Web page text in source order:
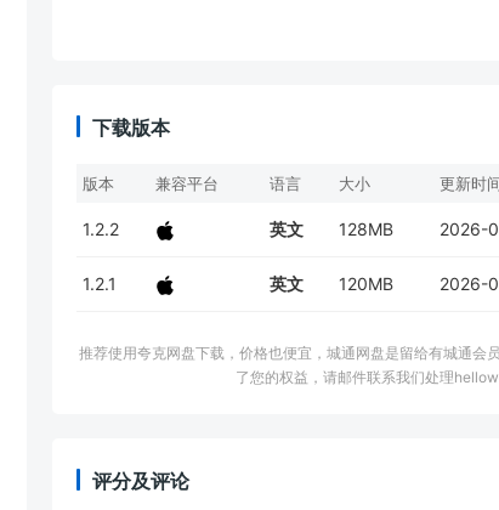
下载版本
版本 兼容平台 语言 大小 更新时
1.2.2 英文 128MB 2026-
1.2.1 英文 120MB 2026-
推荐使用夸克网盘下载，价格也便宜，城通网盘是留给有城通
了您的权益，请邮件联系我们处理
评分及评论